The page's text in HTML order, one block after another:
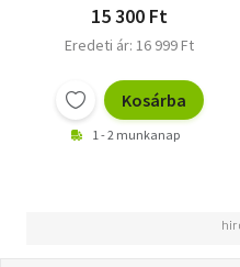
15 300 Ft
Eredeti ár: 16 999 Ft
Kosárba
1 - 2 munkanap